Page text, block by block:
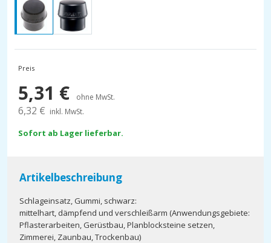
Preis
5,31 € ohne MwSt.
6,32 € inkl. MwSt.
Sofort ab Lager lieferbar.
Artikelbeschreibung
Schlageinsatz, Gummi, schwarz:
mittelhart, dämpfend und verschleißarm (Anwendungsgebiete:
Pflasterarbeiten, Gerüstbau, Planblocksteine setzen,
Zimmerei, Zaunbau, Trockenbau)